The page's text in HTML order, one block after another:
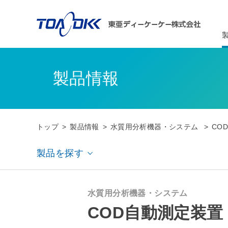
製品情報
トップ 製品情報 水質用分析機器・システム
製品を探す
水質用分析機器・システム
COD自動測定装置